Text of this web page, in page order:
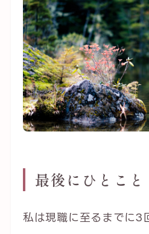
最後にひとこと
私は現職に至るまでに3